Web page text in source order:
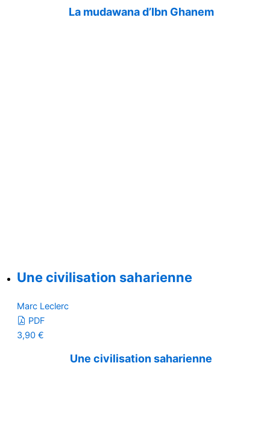
La mudawana d’Ibn Ghanem
Une civilisation saharienne
Marc Leclerc
PDF
3,90 €
Une civilisation saharienne